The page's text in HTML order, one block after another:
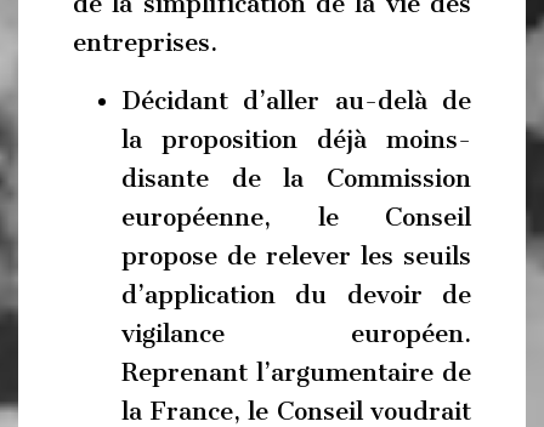
entreprises.
Décidant d’aller au-delà de
la proposition déjà moins-
disante de la Commission
européenne, le Conseil
propose de relever les seuils
d’application du devoir de
vigilance européen.
Reprenant l’argumentaire de
la France, le Conseil voudrait